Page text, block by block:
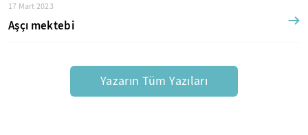
17 Mart 2023
Aşçı mektebi
Yazarın Tüm Yazıları